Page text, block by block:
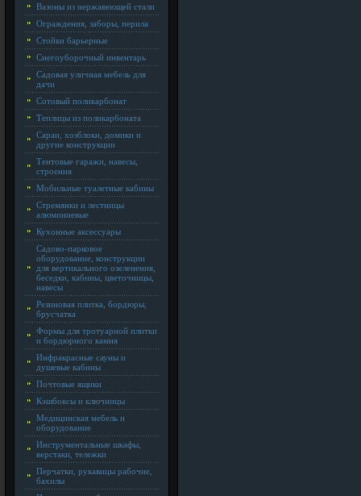
Вазоны из нержавеющей стали
Ограждения, заборы, перила
Стойки барьерные
Снегоуборочный инвентарь
Садовая уличная мебель для
дачи
Сотовый поликарбонат
Теплицы из поликарбоната
Сараи, хозблоки, домики и
другие конструкции
Тентовые гаражи, навесы,
строения
Мобильные туалетные кабины
Стремянки и лестницы
алюминиевые
Кухонные аксессуары
Садово-парковое
оборудование, конструкции
для вертикального озеленения,
беседки, кабины, цветочницы,
навесы
Резиновая плитка, бордюры,
брусчатка
Формы для тротуарной плитки
и бордюрного камня
Инфракрасные сауны и
душевые кабины
Почтовые ящики
Кэшбоксы и ключницы
Медицинская мебель и
оборудование
Инструментальные шкафы,
верстаки, тележки
Перчатки, рукавицы рабочие,
бахилы